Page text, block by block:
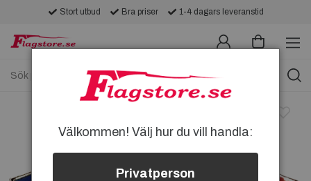
Stort utbud Bra priser 1-4 dagars leveranstid
Välkommen! Välj hur du vill handla:
Privatperson